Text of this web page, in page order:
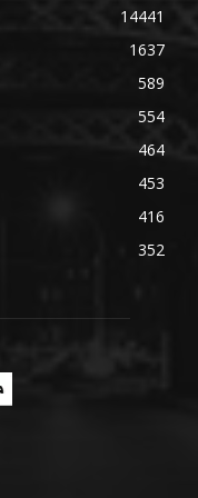
14441
1637
589
554
464
453
416
352